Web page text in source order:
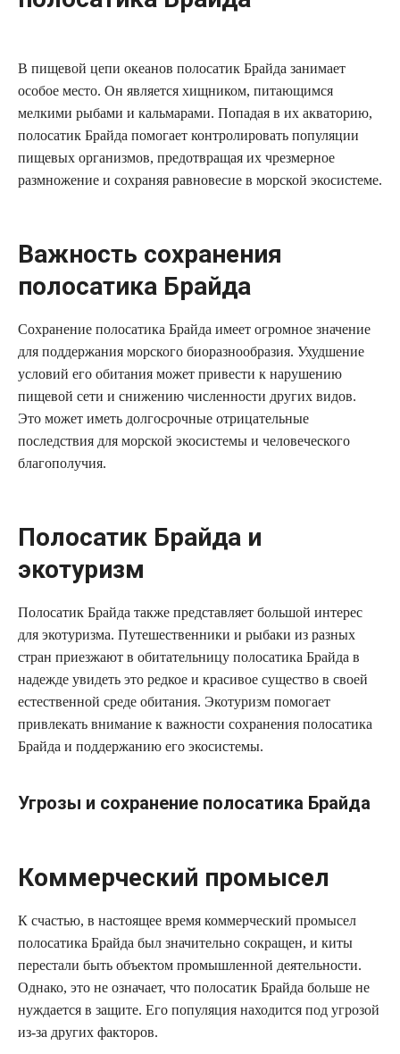
В пищевой цепи океанов полосатик Брайда занимает
особое место. Он является хищником, питающимся
мелкими рыбами и кальмарами. Попадая в их акваторию,
полосатик Брайда помогает контролировать популяции
пищевых организмов, предотвращая их чрезмерное
размножение и сохраняя равновесие в морской экосистеме.
Важность сохранения
полосатика Брайда
Сохранение полосатика Брайда имеет огромное значение
для поддержания морского биоразнообразия. Ухудшение
условий его обитания может привести к нарушению
пищевой сети и снижению численности других видов.
Это может иметь долгосрочные отрицательные
последствия для морской экосистемы и человеческого
благополучия.
Полосатик Брайда и
экотуризм
Полосатик Брайда также представляет большой интерес
для экотуризма. Путешественники и рыбаки из разных
стран приезжают в обитательницу полосатика Брайда в
надежде увидеть это редкое и красивое существо в своей
естественной среде обитания. Экотуризм помогает
привлекать внимание к важности сохранения полосатика
Брайда и поддержанию его экосистемы.
Угрозы и сохранение полосатика Брайда
Коммерческий промысел
К счастью, в настоящее время коммерческий промысел
полосатика Брайда был значительно сокращен, и киты
перестали быть объектом промышленной деятельности.
Однако, это не означает, что полосатик Брайда больше не
нуждается в защите. Его популяция находится под угрозой
из-за других факторов.